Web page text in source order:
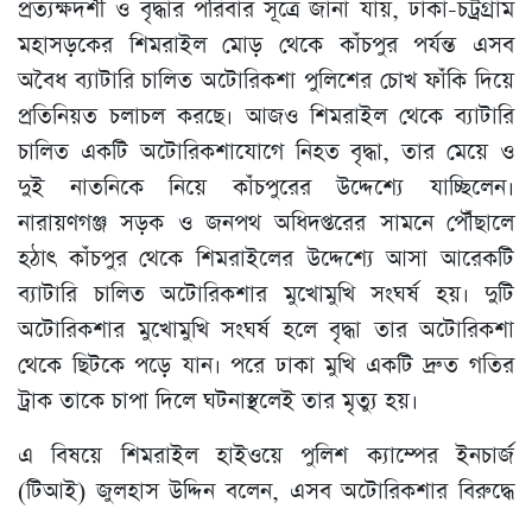
প্রত্যক্ষদর্শী ও বৃদ্ধার পরিবার সূত্রে জানা যায়, ঢাকা-চট্রগ্রাম
মহাসড়কের শিমরাইল মোড় থেকে কাঁচপুর পর্যন্ত এসব
অবৈধ ব্যাটারি চালিত অটোরিকশা পুলিশের চোখ ফাঁকি দিয়ে
প্রতিনিয়ত চলাচল করছে। আজও শিমরাইল থেকে ব্যাটারি
চালিত একটি অটোরিকশাযোগে নিহত বৃদ্ধা, তার মেয়ে ও
দুই নাতনিকে নিয়ে কাঁচপুরের উদ্দেশ্যে যাচ্ছিলেন।
নারায়ণগঞ্জ সড়ক ও জনপথ অধিদপ্তরের সামনে পৌঁছালে
হঠাৎ কাঁচপুর থেকে শিমরাইলের উদ্দেশ্যে আসা আরেকটি
ব্যাটারি চালিত অটোরিকশার মুখোমুখি সংঘর্ষ হয়। দুটি
অটোরিকশার মুখোমুখি সংঘর্ষ হলে বৃদ্ধা তার অটোরিকশা
থেকে ছিটকে পড়ে যান। পরে ঢাকা মুখি একটি দ্রুত গতির
ট্রাক তাকে চাপা দিলে ঘটনাস্থলেই তার মৃত্যু হয়।
এ বিষয়ে শিমরাইল হাইওয়ে পুলিশ ক্যাম্পের ইনচার্জ
(টিআই) জুলহাস উদ্দিন বলেন, এসব অটোরিকশার বিরুদ্ধে